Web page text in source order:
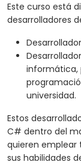
Este curso está
desarrolladores
informática,
universidad.
Estos
C# dentro del
quieren emplear
sus habilidades